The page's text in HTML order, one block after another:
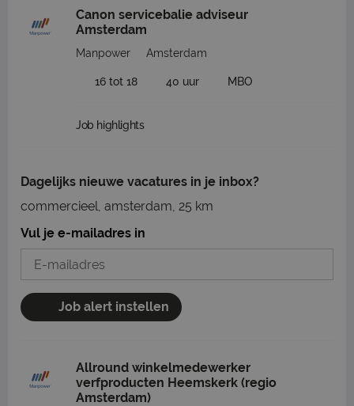
Canon servicebalie adviseur
Amsterdam
Manpower Amsterdam
16 tot 18 40 uur MBO
Job highlights
Dagelijks nieuwe vacatures in je inbox?
commercieel, amsterdam, 25 km
Vul je e-mailadres in
Job alert instellen
Allround winkelmedewerker
verfproducten Heemskerk (regio
Amsterdam)